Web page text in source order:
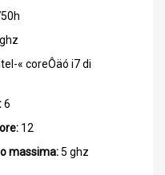
« coreÔäó i7 di
6
12
massima:5 ghz